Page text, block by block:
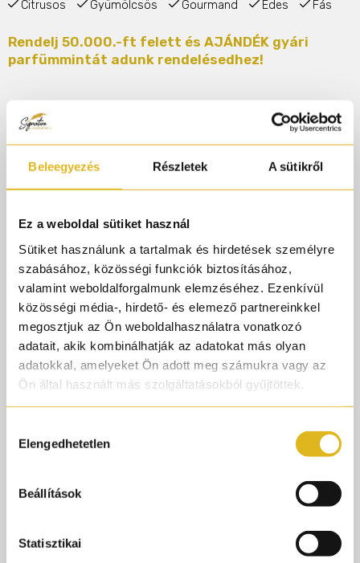
Beleegyezés Részletek A sütikről
Ez a weboldal sütiket használ
Sütiket használunk a tartalmak és hirdetések személyre
szabásához, közösségi funkciók biztosításához,
valamint weboldalforgalmunk elemzéséhez. Ezenkívül
közösségi média-, hirdető- és elemező partnereinkkel
megosztjuk az Ön weboldalhasználatra vonatkozó
adatait, akik kombinálhatják az adatokat más olyan
adatokkal, amelyeket Ön adott meg számukra vagy az
Ön által használt más szolgáltatásokból gyűjtöttek.
kiválasztása
Elengedhetetlen
Beállítások
Statisztikai
Citrusos Gyümölcsös Gourmand Édes Fás
Rendelj 50.000.-ft felett és AJÁNDÉK gyári
parfümmintát adunk rendelésedhez!
@parfumorult
Maiora Parfums Top5 bomba nyári illata a
#maiora
#nyariparfum
#summerfragance
#pinaloca
#parfumorult
@Maioraparfum
♬ eredeti hang - Parfümőrült
olaszosan szenvedélyes és karakteres. A mediterrán
alapanyagokkal vidám hangulatban. A márka alkotásai
gazdag textúráikról, valamint rendkívüli tartósságukról
szólnak: érzékiek, drámaiak és emlékezetesek, mintha
egy olasz nyár vibráló hangulatát zárnák üvegbe. A